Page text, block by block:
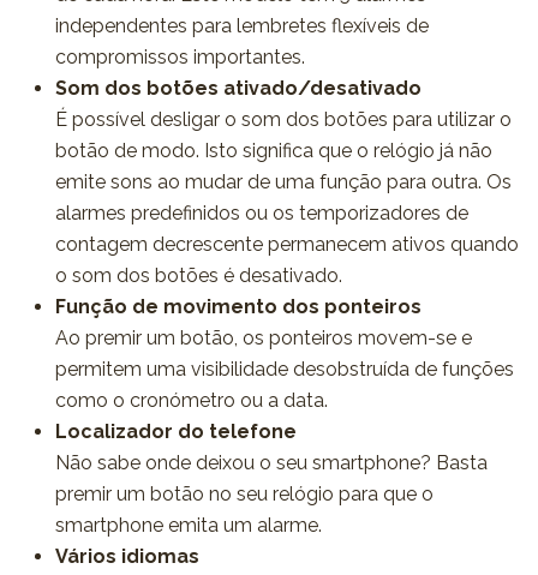
independentes para lembretes flexíveis de
compromissos importantes.
Som dos botões ativado/desativado
É possível desligar o som dos botões para utilizar o
botão de modo. Isto significa que o relógio já não
emite sons ao mudar de uma função para outra. Os
alarmes predefinidos ou os temporizadores de
contagem decrescente permanecem ativos quando
o som dos botões é desativado.
Função de movimento dos ponteiros
Ao premir um botão, os ponteiros movem-se e
permitem uma visibilidade desobstruída de funções
como o cronómetro ou a data.
Localizador do telefone
Não sabe onde deixou o seu smartphone? Basta
premir um botão no seu relógio para que o
smartphone emita um alarme.
Vários idiomas